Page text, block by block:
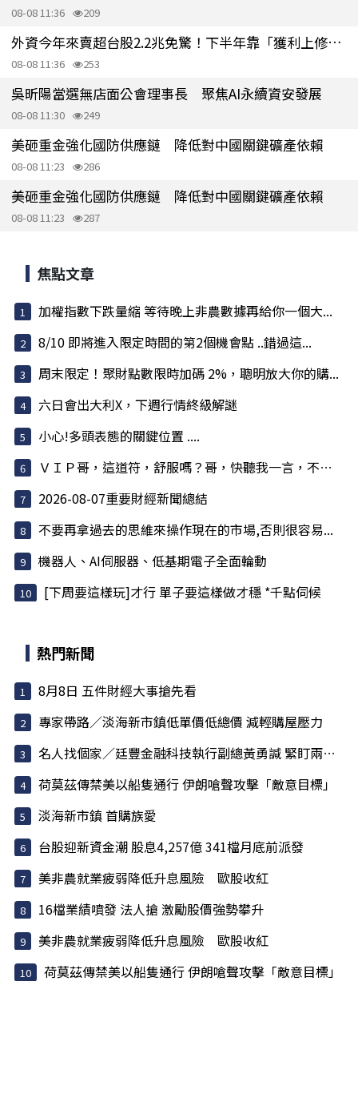
08-08 11:36 209
外資今年來賣超台股2.2兆免驚！下半年靠「獲利上修」選股
08-08 11:36 253
吳昕陽當選無店面公會理事長 聚焦AI永續資安發展
08-08 11:30 249
美砸重金強化國防供應鏈 降低對中國關鍵礦產依賴
08-08 11:23 286
美砸重金強化國防供應鏈 降低對中國關鍵礦產依賴
08-08 11:23 287
焦點文章
加權指數下跌量縮 等待晚上非農數據再給你一個大...
8/10 即將進入限定時間的第2個機會點 ..錯過這...
周末限定！聚財點數限時加碼 2%，聰明放大你的購...
六日會出大利X，下週行情終級解謎
小心!多頭表態的關鍵位置 ....
ＶＩＰ哥，這道符，舒服嗎？哥，快聽我一言，不害哥
2026-08-07重要財經新聞總結
不要再拿過去的思維來操作現在的市場,否則很容易...
機器人、AI伺服器、低基期電子全面輪動
[下周要這樣玩]才行 單子要這樣做才穩 *千點伺候
熱門新聞
8月8日 五件財經大事搶先看
專家帶路／淡海新市鎮低單價低總價 減輕購屋壓力
名人找個家／廷豐金融科技執行副總黃勇諴 緊盯兩訊號
荷莫茲傳禁美以船隻通行 伊朗嗆聲攻擊「敵意目標」
淡海新市鎮 首購族愛
台股迎新資金潮 股息4,257億 341檔月底前派發
美非農就業疲弱降低升息風險 歐股收紅
16檔業績噴發 法人搶 激勵股價強勢攀升
美非農就業疲弱降低升息風險 歐股收紅
荷莫茲傳禁美以船隻通行 伊朗嗆聲攻擊「敵意目標」